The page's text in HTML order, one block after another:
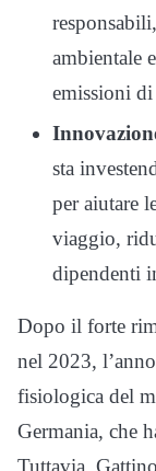
ambientale
emissioni
sta
per aiutare
viaggio,
dipendenti
Dopo il forte
nel 2023,
fisiologica del
Germania, che
Tuttavia,